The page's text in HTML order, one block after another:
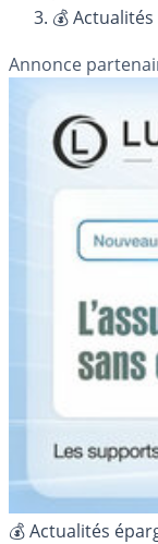
💰
Annonce
💰 Actualités